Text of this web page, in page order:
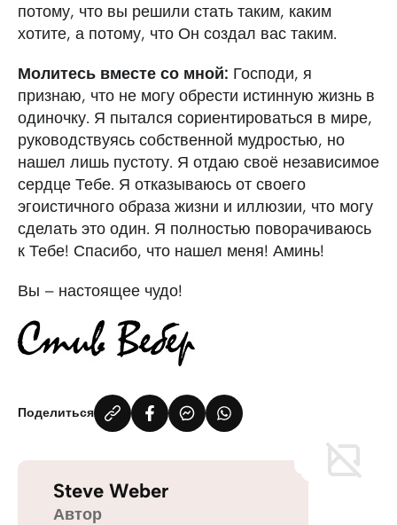
потому, что вы решили стать таким, каким
хотите, а потому, что Он создал вас таким.
Молитесь вместе со мной: Господи, я
признаю, что не могу обрести истинную жизнь в
одиночку. Я пытался сориентироваться в мире,
руководствуясь собственной мудростью, но
нашел лишь пустоту. Я отдаю своё независимое
сердце Тебе. Я отказываюсь от своего
эгоистичного образа жизни и иллюзии, что могу
сделать это один. Я полностью поворачиваюсь
к Тебе! Спасибо, что нашел меня! Аминь!
Вы – настоящее чудо!
Поделиться
Steve Weber
Автор